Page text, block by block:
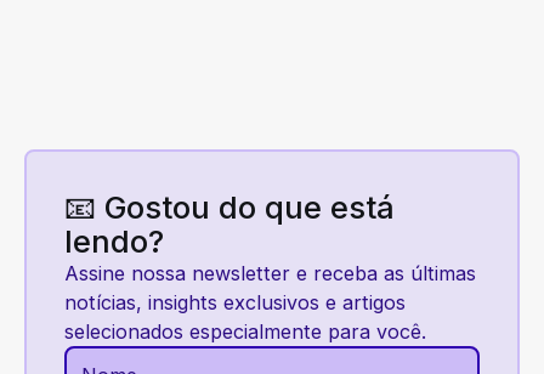
📧 Gostou do que está
lendo?
Assine nossa newsletter e receba as últimas
notícias, insights exclusivos e artigos
selecionados especialmente para você.